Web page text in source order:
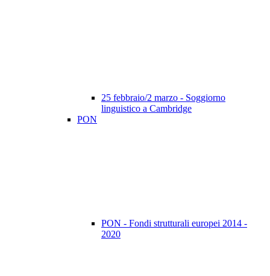
25 febbraio/2 marzo - Soggiorno
linguistico a Cambridge
PON
PON - Fondi strutturali europei 2014 -
2020